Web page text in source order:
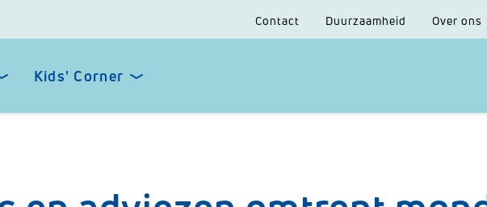
Contact Duurzaamheid Over ons
Kids' Corner